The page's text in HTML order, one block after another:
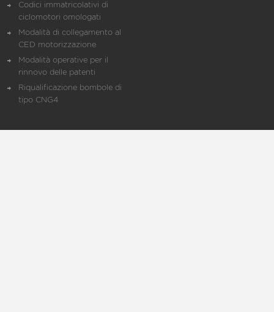
Codici immatricolativi di
ciclomotori omologati
Modalità di collegamento al
CED motorizzazione
Modalità operative per il
rinnovo delle patenti
Riqualificazione bombole di
tipo CNG4